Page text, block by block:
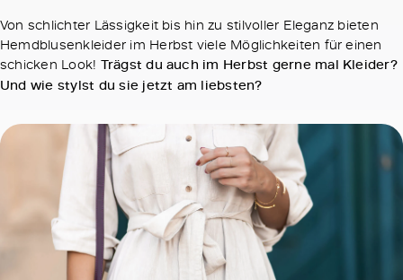
Von schlichter Lässigkeit bis hin zu stilvoller Eleganz bieten
Hemdblusenkleider im Herbst viele Möglichkeiten für einen
schicken Look! Trägst du auch im Herbst gerne mal Kleider?
Und wie stylst du sie jetzt am liebsten?